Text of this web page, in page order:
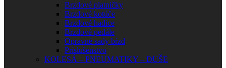
Brzdové platničky
Brzdové kotúče
Brzdové hadice
Brzdové pedále
Opravné sady bŕzd
Príslušenstvo
KOLESÁ – PNEUMATIKY – DUŠE